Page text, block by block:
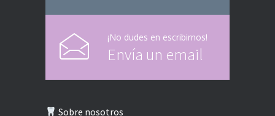
¡No dudes en escribirnos!
Envía un email
Sobre nosotros